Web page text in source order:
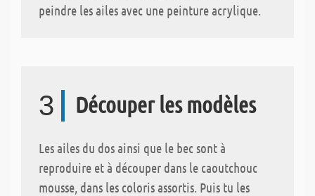
peindre les ailes avec une peinture acrylique.
3 Découper les modèles
Les ailes du dos ainsi que le bec sont à
reproduire et à découper dans le caoutchouc
mousse, dans les coloris assortis. Puis tu les